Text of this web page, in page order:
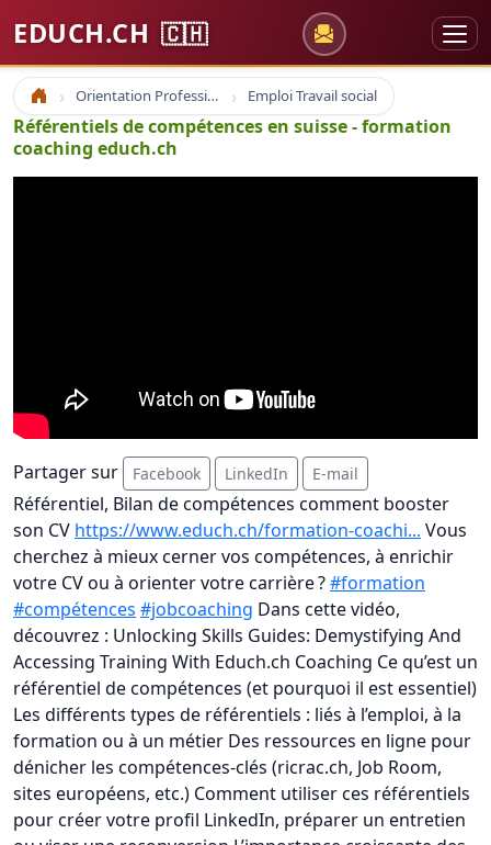
EDUCH.CH 🇨🇭
Accueil Orientation Professionnelle Emploi Travail social
Référentiels de compétences en suisse - formation
coaching educh.ch
Partager sur Facebook LinkedIn E-mail
Référentiel, Bilan de compétences comment booster
son CV https://www.educh.ch/formation-coachi... Vous
cherchez à mieux cerner vos compétences, à enrichir
votre CV ou à orienter votre carrière ?#formation
#compétences #jobcoaching Dans cette vidéo,
découvrez : Unlocking Skills Guides: Demystifying And
Accessing Training With Educh.ch Coaching Ce qu’est un
référentiel de compétences (et pourquoi il est essentiel)
Les différents types de référentiels : liés à l’emploi, à la
formation ou à un métier Des ressources en ligne pour
dénicher les compétences-clés (ricrac.ch, Job Room,
sites européens, etc.) Comment utiliser ces référentiels
pour créer votre profil LinkedIn, préparer un entretien